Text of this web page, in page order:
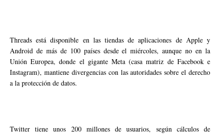
Threads está disponible en las tiendas de aplicaciones de Apple y
Android de más de 100 países desde el miércoles, aunque no en la
Unión Europea, donde el gigante Meta (casa matriz de Facebook e
Instagram), mantiene divergencias con las autoridades sobre el derecho
a la protección de datos.
Twitter tiene unos 200 millones de usuarios, según cálculos de